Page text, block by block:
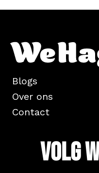
Blogs
Over ons
Contact
Volg